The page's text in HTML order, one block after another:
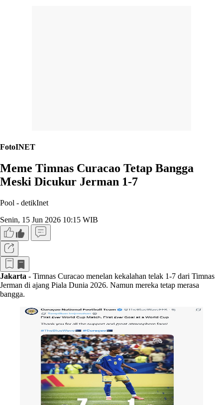
FotoINET
Meme Timnas Curacao Tetap Bangga
Meski Dicukur Jerman 1-7
Pool - detikInet
Senin, 15 Jun 2026 10:15 WIB
Jakarta - Timnas Curacao menelan kekalahan telak 1-7 dari Timnas
Jerman di ajang Piala Dunia 2026. Namun mereka tetap merasa
bangga.